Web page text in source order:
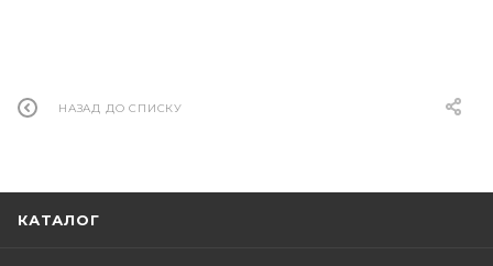
НАЗАД ДО СПИСКУ
КАТАЛОГ